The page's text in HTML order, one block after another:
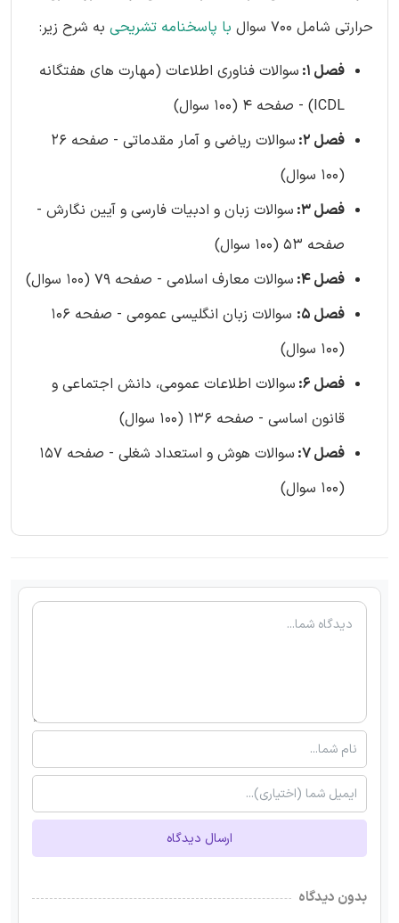
حرارتی شامل 700 سوال
با پاسخنامه تشریحی به شرح زیر:
فصل 1:
سوالات فناوری اطلاعات (مهارت های هفتگانه
ICDL) - صفحه 4 (100 سوال)
فصل 2:
سوالات ریاضی و آمار مقدماتی - صفحه 26
(100 سوال)
فصل 3:
سوالات زبان و ادبیات فارسی و آیین نگارش -
صفحه 53 (100 سوال)
فصل 4:
سوالات معارف اسلامی - صفحه 79 (100 سوال)
فصل 5:
سوالات زبان انگلیسی عمومی - صفحه 106
(100 سوال)
فصل 6:
سوالات اطلاعات عمومی، دانش اجتماعی و
قانون اساسی - صفحه 136 (100 سوال)
فصل 7:
سوالات هوش و استعداد شغلی - صفحه 157
(100 سوال)
ارسال دیدگاه
بدون دیدگاه